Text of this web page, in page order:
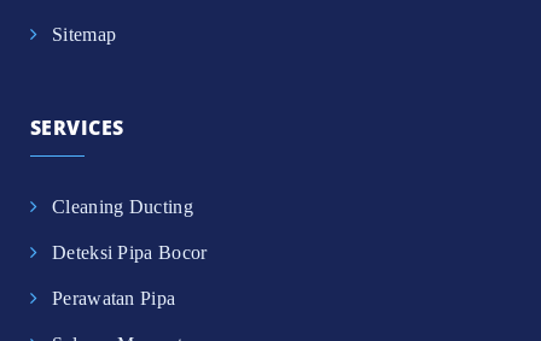
Sitemap
SERVICES
Cleaning Ducting
Deteksi Pipa Bocor
Perawatan Pipa